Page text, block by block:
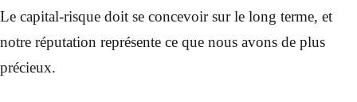
Le capital-risque doit se concevoir sur le long terme, et
notre réputation représente ce que nous avons de plus
précieux.